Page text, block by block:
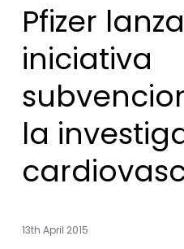
Pfizer
iniciativa
la
13th April 2015